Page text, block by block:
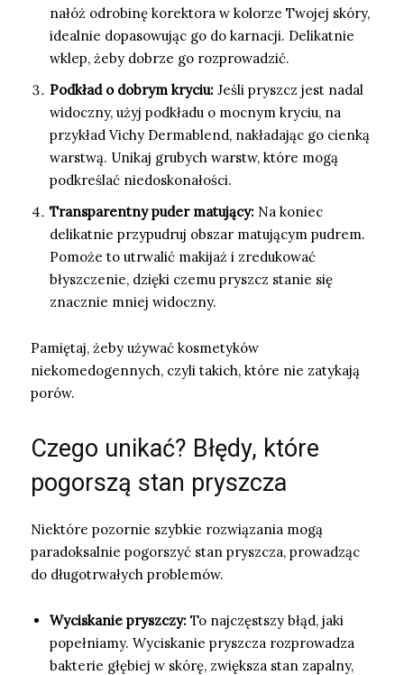
nałóż odrobinę korektora w kolorze Twojej skóry,
idealnie dopasowując go do karnacji. Delikatnie
wklep, żeby dobrze go rozprowadzić.
Podkład o dobrym kryciu: Jeśli pryszcz jest nadal
widoczny, użyj podkładu o mocnym kryciu, na
przykład Vichy Dermablend, nakładając go cienką
warstwą. Unikaj grubych warstw, które mogą
podkreślać niedoskonałości.
Transparentny puder matujący: Na koniec
delikatnie przypudruj obszar matującym pudrem.
Pomoże to utrwalić makijaż i zredukować
błyszczenie, dzięki czemu pryszcz stanie się
znacznie mniej widoczny.
Pamiętaj, żeby używać kosmetyków
niekomedogennych, czyli takich, które nie zatykają
porów.
Czego unikać? Błędy, które
pogorszą stan pryszcza
Niektóre pozornie szybkie rozwiązania mogą
paradoksalnie pogorszyć stan pryszcza, prowadząc
do długotrwałych problemów.
Wyciskanie pryszczy: To najczęstszy błąd, jaki
popełniamy. Wyciskanie pryszcza rozprowadza
bakterie głębiej w skórę, zwiększa stan zapalny,